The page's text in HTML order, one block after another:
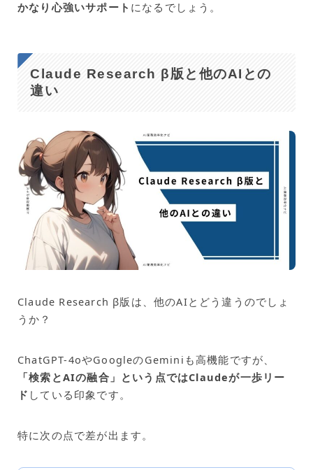
かなり心強いサポート になるでしょう。
Claude Research β版と他のAIとの
違い
Claude Research β版は、他のAIとどう違うのでしょ
うか？
ChatGPT-4oやGoogleのGeminiも高機能ですが、
「検索とAIの融合」という点ではClaudeが一歩リー
ド している印象です。
特に次の点で差が出ます。